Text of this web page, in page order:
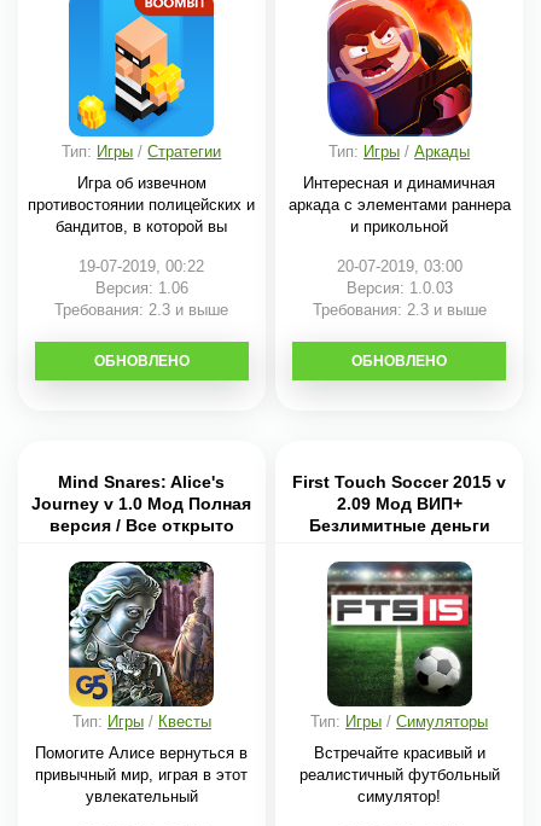
Тип: Игры /Стратегии
Игра об извечном
противостоянии полицейских и
бандитов, в которой вы
19-07-2019, 00:22
Версия: 1.06
Требования: 2.3 и выше
СКАЧАТЬ
ОБНОВЛЕНО
Тип: Игры /Аркады
Интересная и динамичная
аркада с элементами раннера
и прикольной
20-07-2019, 03:00
Версия: 1.0.03
Требования: 2.3 и выше
СКАЧАТЬ
ОБНОВЛЕНО
Mind Snares: Alice's
Journey v 1.0 Мод Полная
версия / Все открыто
Тип: Игры/ Квесты
Помогите Алисе вернуться в
привычный мир, играя в этот
увлекательный
First Touch Soccer 2015 v
2.09 Мод ВИП+
Безлимитные деньги
Тип: Игры /Симуляторы
Встречайте красивый и
реалистичный футбольный
симулятор!